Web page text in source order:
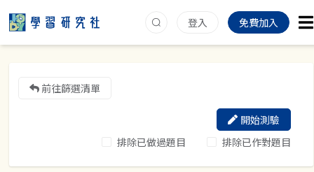
登入 免費加入
前往篩選清單
排除已做過題目 排除已作對題目
開始測驗